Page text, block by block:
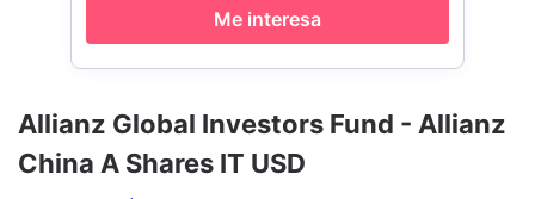
Allianz Global Investors Fund - Allianz
China A Shares IT USD
Me interesa